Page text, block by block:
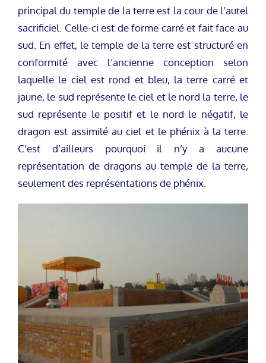
principal du temple de la terre est la cour de l’autel
sacrificiel. Celle-ci est de forme carré et fait face au
sud. En effet, le temple de la terre est structuré en
conformité avec l’ancienne conception selon
laquelle le ciel est rond et bleu, la terre carré et
jaune, le sud représente le ciel et le nord la terre, le
sud représente le positif et le nord le négatif, le
dragon est assimilé au ciel et le phénix à la terre.
C’est d’ailleurs pourquoi il n’y a aucune
représentation de dragons au temple de la terre,
seulement des représentations de phénix.